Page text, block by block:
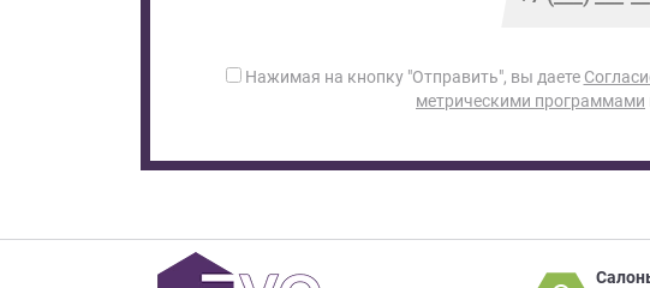
Нажимая на кнопку "Отправить", вы даете
метрическими программами